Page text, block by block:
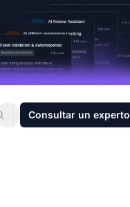
Consultar un experto